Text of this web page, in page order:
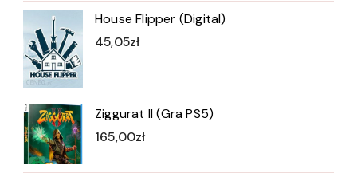
House Flipper (Digital)
45,05zł
Ziggurat II (Gra PS5)
165,00zł